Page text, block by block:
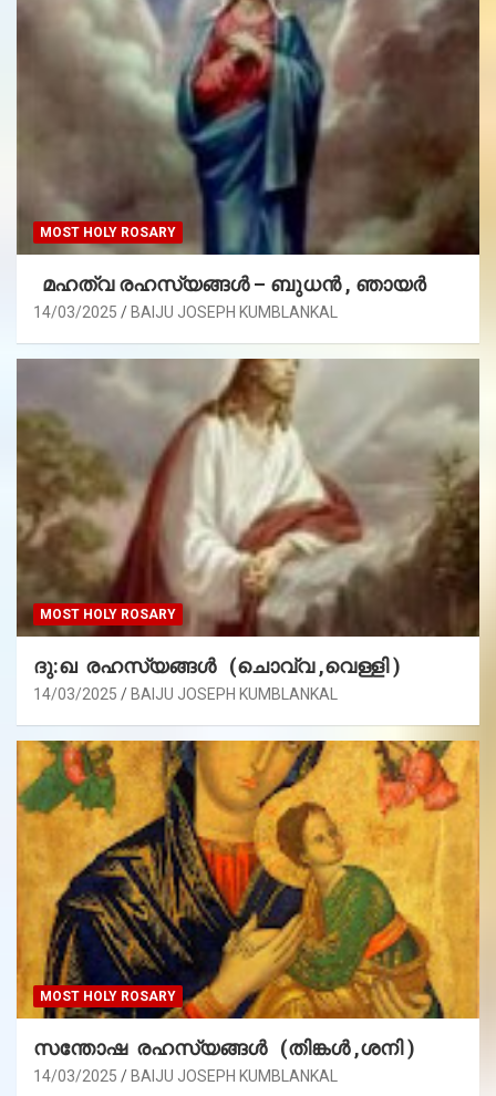
MOST HOLY ROSARY
മഹത്വ രഹസ്യങ്ങള്‍ – ബുധൻ , ഞായർ
14/03/2025 BAIJU JOSEPH KUMBLANKAL
MOST HOLY ROSARY
ദു:ഖ രഹസ്യങ്ങൾ (ചൊവ്വ ,വെള്ളി )
14/03/2025 BAIJU JOSEPH KUMBLANKAL
MOST HOLY ROSARY
സന്തോഷ രഹസ്യങ്ങൾ (തിങ്കൾ ,ശനി )
14/03/2025 BAIJU JOSEPH KUMBLANKAL